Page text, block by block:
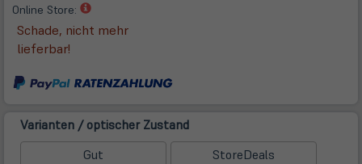
Online Store:
(öffnet
in
neuem
Schade, nicht mehr
lieferbar!
Varianten / optischer Zustand
Gut
StoreDeals